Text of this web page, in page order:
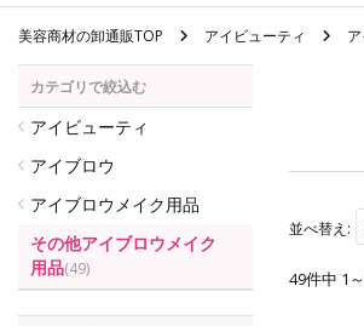
美容商材の卸通販TOP アイビューティ
カテゴリで絞込む
アイビューティ
アイブロウ
アイブロウメイク用品
その他アイブロウメイク
用品(49)
並べ替え:
49件中 1